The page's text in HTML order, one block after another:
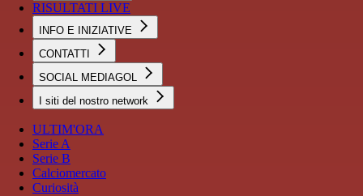
RISULTATI LIVE
INFO E INIZIATIVE
CONTATTI
SOCIAL MEDIAGOL
I siti del nostro network
ULTIM'ORA
Serie A
Serie B
Calciomercato
Curiosità